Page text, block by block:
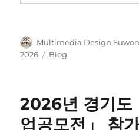
Author
Multimedia Design
2026
Categories
Blog
2026년 경기도
업공모전」 참